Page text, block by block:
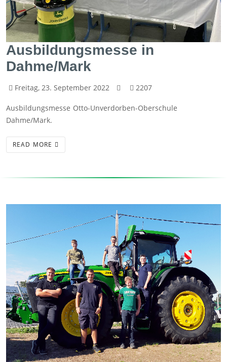
Ausbildungsmesse in
Dahme/Mark
Freitag, 23. September 2022 2207
Ausbildungsmesse Otto-Unverdorben-Oberschule
Dahme/Mark.
READ MORE